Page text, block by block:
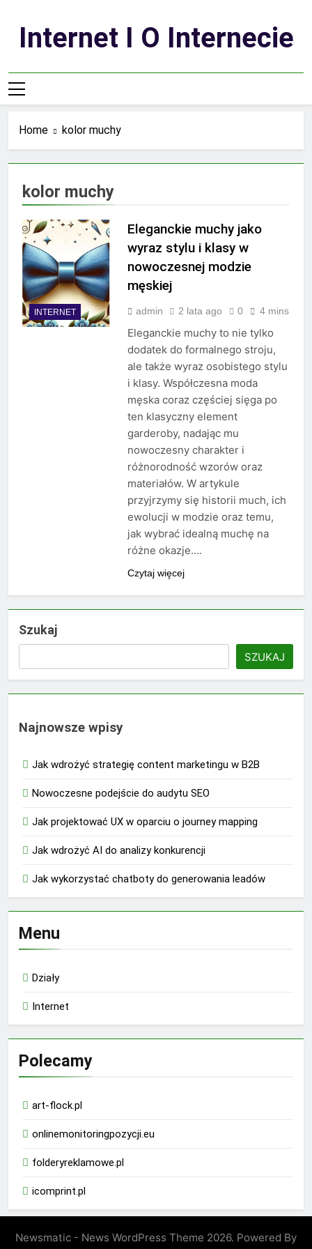
contentInternet I O Internecie
Home kolor muchy
kolor muchy
INTERNET
Eleganckie muchy jako
wyraz stylu i klasy w
nowoczesnej modzie
męskiej
admin 2 lata ago 0 4 mins
Eleganckie muchy to nie tylko
dodatek do formalnego stroju,
ale także wyraz osobistego stylu
i klasy. Współczesna moda
męska coraz częściej sięga po
ten klasyczny element
garderoby, nadając mu
nowoczesny charakter i
różnorodność wzorów oraz
materiałów. W artykule
przyjrzymy się historii much, ich
ewolucji w modzie oraz temu,
jak wybrać idealną muchę na
różne okazje….
Czytaj więcej
Szukaj
SZUKAJ
Najnowsze wpisy
Jak wdrożyć strategię content marketingu w B2B
Nowoczesne podejście do audytu SEO
Jak projektować UX w oparciu o journey mapping
Jak wdrożyć AI do analizy konkurencji
Jak wykorzystać chatboty do generowania leadów
Menu
Działy
Internet
Polecamy
art-flock.pl
onlinemonitoringpozycji.eu
folderyreklamowe.pl
icomprint.pl
Newsmatic - News WordPress Theme 2026. Powered By